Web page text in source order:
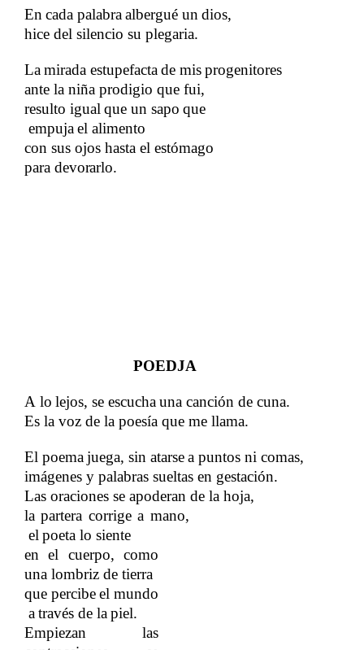
En ​​cada palabra​​albergué un ​​dios,​​
hice del silencio su plegaria.
La​​mirada estupefacta​​de mis​​progenitores​​
ante la niña prodigio que fui,
resulto igual ​​que ​​un sapo ​​que
empuja​​el ​​alimento ​​
con sus ojos hasta el estómago
para​​ devorarlo.
POEDJA
A lo ​​lejos, ​​se escucha​​una ​​canción de​​ cuna.​​
Es la voz de la poesía que me llama.
El poema​​juega, ​​sin atarse​​a ​​puntos ni comas,​​
imágenes y palabras sueltas en gestación.
Las oraciones se apoderan de la​​ hoja,
la ​​partera corrige​​a mano,
el ​​poeta ​​lo siente
en el cuerpo, como
una lombriz de tierra
que percibe​​el ​​mundo
a​​través ​​de la​​piel.
Empiezan las